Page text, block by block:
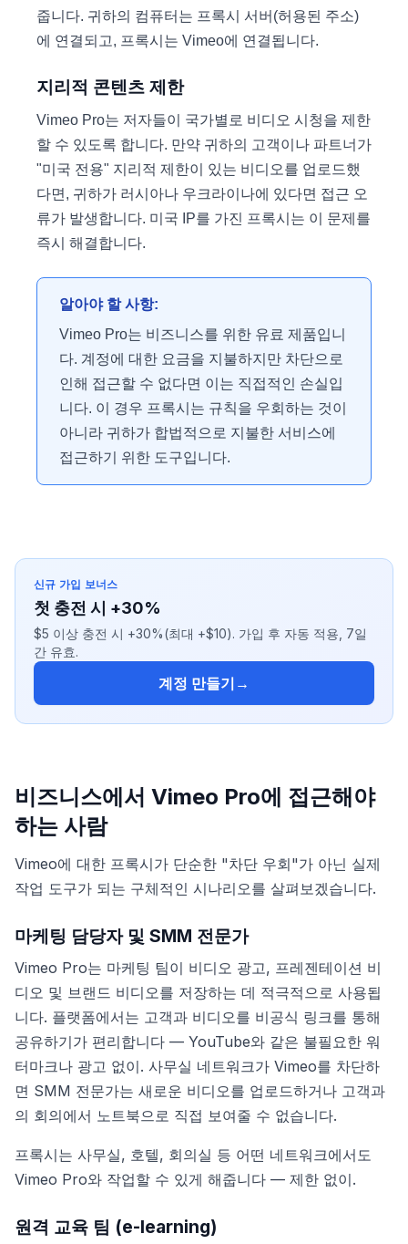
줍니다. 귀하의 컴퓨터는 프록시 서버(허용된 주소)
에 연결되고, 프록시는 Vimeo에 연결됩니다.
지리적 콘텐츠 제한
Vimeo Pro는 저자들이 국가별로 비디오 시청을 제한
할 수 있도록 합니다. 만약 귀하의 고객이나 파트너가
"미국 전용" 지리적 제한이 있는 비디오를 업로드했
다면, 귀하가 러시아나 우크라이나에 있다면 접근 오
류가 발생합니다. 미국 IP를 가진 프록시는 이 문제를
즉시 해결합니다.
알아야 할 사항:
Vimeo Pro는 비즈니스를 위한 유료 제품입니
다. 계정에 대한 요금을 지불하지만 차단으로
인해 접근할 수 없다면 이는 직접적인 손실입
니다. 이 경우 프록시는 규칙을 우회하는 것이
아니라 귀하가 합법적으로 지불한 서비스에
접근하기 위한 도구입니다.
신규 가입 보너스
첫 충전 시 +30%
$5 이상 충전 시 +30%(최대 +$10). 가입 후 자동 적용, 7일
간 유효.
계정 만들기 →
비즈니스에서 Vimeo Pro에 접근해야
하는 사람
Vimeo에 대한 프록시가 단순한 "차단 우회"가 아닌 실제
작업 도구가 되는 구체적인 시나리오를 살펴보겠습니다.
마케팅 담당자 및 SMM 전문가
Vimeo Pro는 마케팅 팀이 비디오 광고, 프레젠테이션 비
디오 및 브랜드 비디오를 저장하는 데 적극적으로 사용됩
니다. 플랫폼에서는 고객과 비디오를 비공식 링크를 통해
공유하기가 편리합니다 — YouTube와 같은 불필요한 워
터마크나 광고 없이. 사무실 네트워크가 Vimeo를 차단하
면 SMM 전문가는 새로운 비디오를 업로드하거나 고객과
의 회의에서 노트북으로 직접 보여줄 수 없습니다.
프록시는 사무실, 호텔, 회의실 등 어떤 네트워크에서도
Vimeo Pro와 작업할 수 있게 해줍니다 — 제한 없이.
원격 교육 팀 (e-learning)